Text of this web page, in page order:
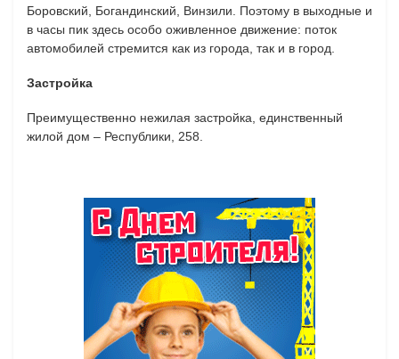
Боровский, Богандинский, Винзили. Поэтому в выходные и
в часы пик здесь особо оживленное движение: поток
автомобилей стремится как из города, так и в город.
Застройка
Преимущественно нежилая застройка, единственный
жилой дом – Республики, 258.